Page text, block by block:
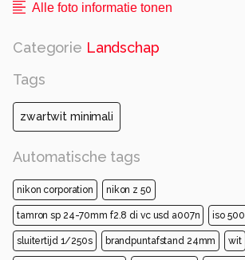
Alle foto informatie tonen
Categorie Landschap
Tags
zwartwit minimali
Automatische tags
nikon corporation nikon z 50
tamron sp 24-70mm f2.8 di vc usd a007n iso 500
sluitertijd 1/250s brandpuntafstand 24mm wit